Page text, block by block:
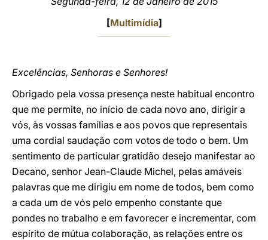
[Multimídia]
Excelências, Senhoras e Senhores!
Obrigado pela vossa presença neste habitual encontro
que me permite, no início de cada novo ano, dirigir a
vós, às vossas famílias e aos povos que representais
uma cordial saudação com votos de todo o bem. Um
sentimento de particular gratidão desejo manifestar ao
Decano, senhor Jean-Claude Michel, pelas amáveis
palavras que me dirigiu em nome de todos, bem como
a cada um de vós pelo empenho constante que
pondes no trabalho e em favorecer e incrementar, com
espírito de mútua colaboração, as relações entre os